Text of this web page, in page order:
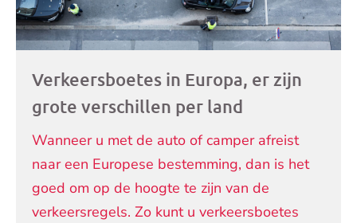
Verkeersboetes in Europa, er zijn
grote verschillen per land
Wanneer u met de auto of camper afreist
naar een Europese bestemming, dan is het
goed om op de hoogte te zijn van de
verkeersregels. Zo kunt u verkeersboetes